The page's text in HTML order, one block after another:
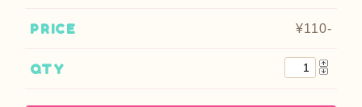
PRICE ¥110-
QTY